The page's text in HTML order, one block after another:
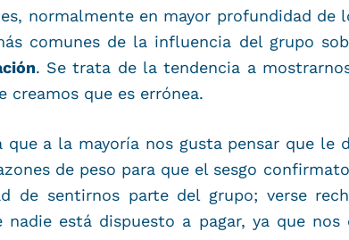
normalmente en mayor profundidad de
comunes de la influencia del grupo
. Se trata de la tendencia a
creamos que es errónea.
que a la mayoría nos gusta pensar que le
de peso para que el sesgo
de sentirnos parte del grupo; verse
está dispuesto a pagar, ya que